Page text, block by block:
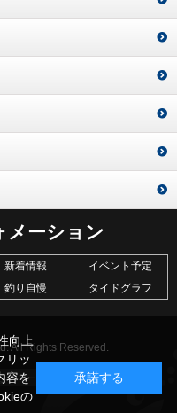
メーション
新着情報
イベント予定
釣り自慢
タイドグラフ
All Rights Reserved.
向上
リッ
容を
の
承諾する